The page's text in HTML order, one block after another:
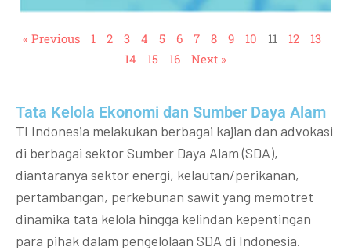
« Previous 1 2 3 4 5 6 7 8 9 10 11 12
13
14
15 16 Next »
Tata Kelola Ekonomi dan Sumber Daya Alam
TI Indonesia melakukan berbagai kajian dan advokasi
di berbagai sektor Sumber Daya Alam (SDA),
diantaranya sektor energi, kelautan/perikanan,
pertambangan, perkebunan sawit yang memotret
dinamika tata kelola hingga kelindan kepentingan
para pihak dalam pengelolaan SDA di Indonesia.